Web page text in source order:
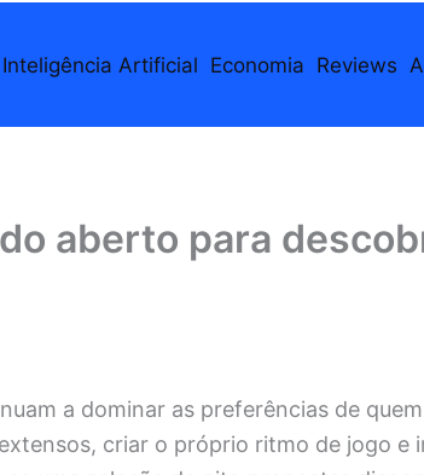
Inteligência Artificial Economia Reviews
aberto para
a dominar as preferências de
criar o próprio ritmo de jogo e